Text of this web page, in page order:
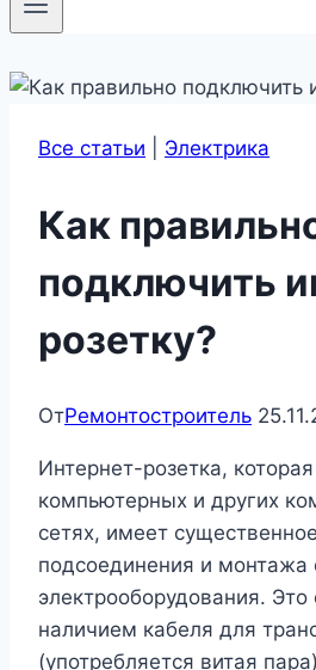
Все статьи Электрика
Как
подключить
розетку?
ОтРемонтостроитель
Интернет-розетка,
компьютерных и других
сетях, имеет
подсоединения и монтажа
электрооборудования. Это
наличием кабеля для
(употребляется витая